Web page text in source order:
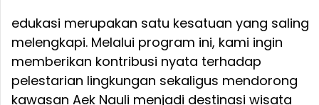
edukasi merupakan satu kesatuan yang saling
melengkapi. Melalui program ini, kami ingin
memberikan kontribusi nyata terhadap
pelestarian lingkungan sekaligus mendorong
kawasan Aek Nauli menjadi destinasi wisata